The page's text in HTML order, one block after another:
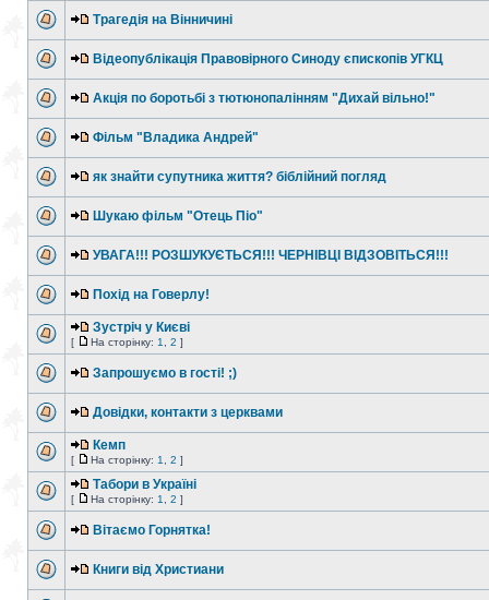
Трагедія на Вінничині
Відеопублікація Правовірного Синоду єпископів УГКЦ
Акція по боротьбі з тютюнопалінням "Дихай вільно!"
Фільм "Владика Андрей"
як знайти супутника життя? біблійний погляд
Шукаю фільм "Отець Піо"
УВАГА!!! РОЗШУКУЄТЬСЯ!!! ЧЕРНІВЦІ ВІДЗОВІТЬСЯ!!!
Похід на Говерлу!
Зустріч у Києві
[ На сторінку: 1 2 ]
Запрошуємо в гості! ;)
Довідки, контакти з церквами
Кемп
[ На сторінку: 1 2 ]
Табори в Україні
[ На сторінку: 1 2 ]
Вітаємо Горнятка!
Книги від Христиани